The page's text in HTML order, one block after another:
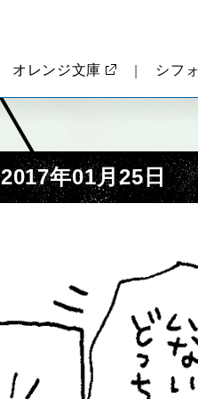
オレンジ文庫 シフ
年01月25日